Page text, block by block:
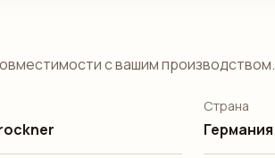
с вашим производством.
Страна
Германия